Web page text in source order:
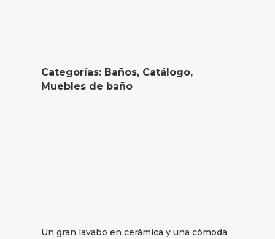
Categorías: Baños, Catálogo,
Muebles de baño
Un gran lavabo en cerámica y una cómoda